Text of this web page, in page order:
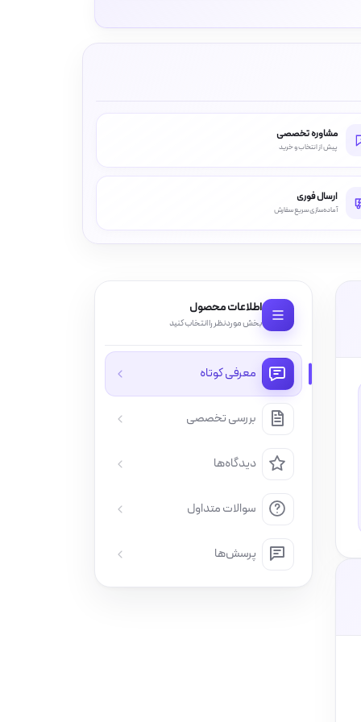
اطلاعات محصول
بخش موردنظر را انتخاب کنید
معرفی کوتاه
بررسی تخصصی
دیدگاه‌ها
سوالات متداول
پرسش‌ها
مشاوره تخصصی
پیش از انتخاب و خرید
ارسال فوری
آماده‌سازی سریع سفارش